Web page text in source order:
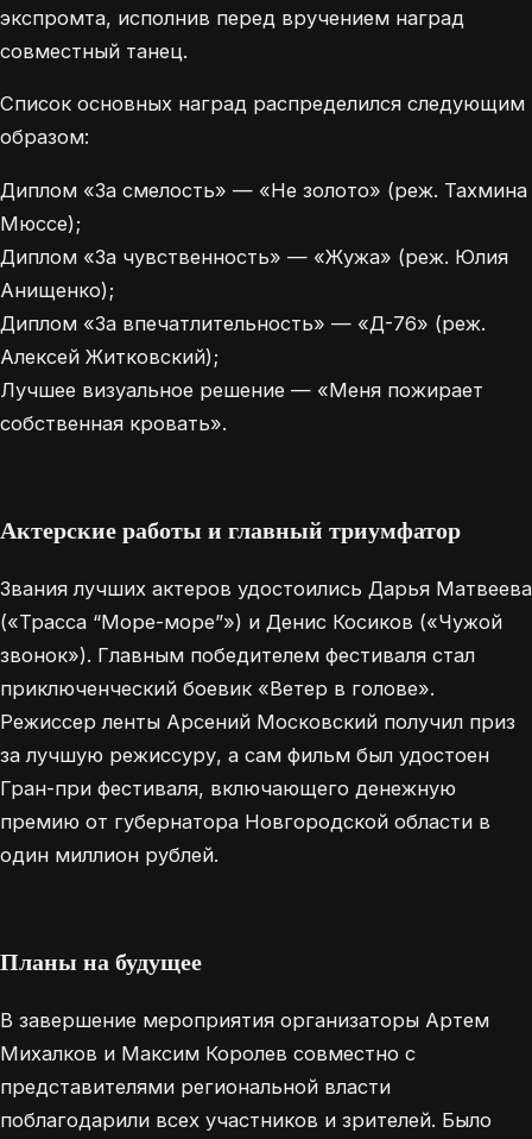
экспромта, исполнив перед вручением наград
совместный танец.
Список основных наград распределился следующим
образом:
Диплом «За смелость» — «Не золото» (реж. Тахмина
Мюссе);
Диплом «За чувственность» — «Жужа» (реж. Юлия
Анищенко);
Диплом «За впечатлительность» — «Д-76» (реж.
Алексей Житковский);
Лучшее визуальное решение — «Меня пожирает
собственная кровать».
Актерские работы и главный триумфатор
Звания лучших актеров удостоились Дарья Матвеева
(«Трасса “Море-море”») и Денис Косиков («Чужой
звонок»). Главным победителем фестиваля стал
приключенческий боевик «Ветер в голове».
Режиссер ленты Арсений Московский получил приз
за лучшую режиссуру, а сам фильм был удостоен
Гран-при фестиваля, включающего денежную
премию от губернатора Новгородской области в
один миллион рублей.
Планы на будущее
В завершение мероприятия организаторы Артем
Михалков и Максим Королев совместно с
представителями региональной власти
поблагодарили всех участников и зрителей. Было